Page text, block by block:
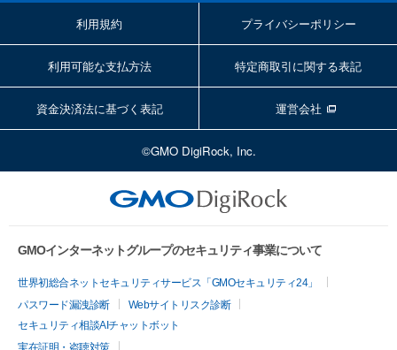
利用規約 プライバシーポリシー
利用可能な支払方法 特定商取引に関する表記
資金決済法に基づく表記 運営会社
©GMO DigiRock, Inc.
GMOインターネットグループのセキュリティ事業について
世界初総合ネットセキュリティサービス「GMOセキュリティ24」
パスワード漏洩診断
Webサイトリスク診断
セキュリティ相談AIチャットボット
実在証明・盗聴対策